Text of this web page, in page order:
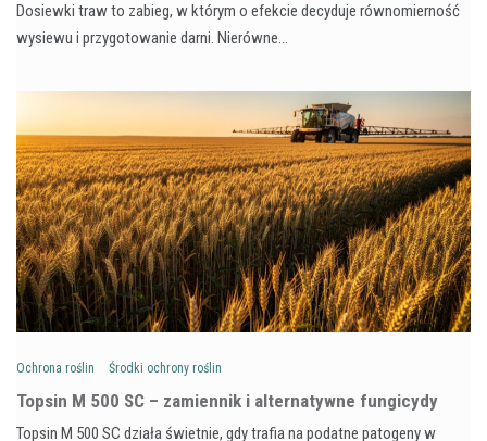
Dosiewki traw to zabieg, w którym o efekcie decyduje równomierność
wysiewu i przygotowanie darni. Nierówne…
Ochrona roślin Środki ochrony roślin
Topsin M 500 SC – zamiennik i alternatywne fungicydy
Topsin M 500 SC działa świetnie, gdy trafia na podatne patogeny w